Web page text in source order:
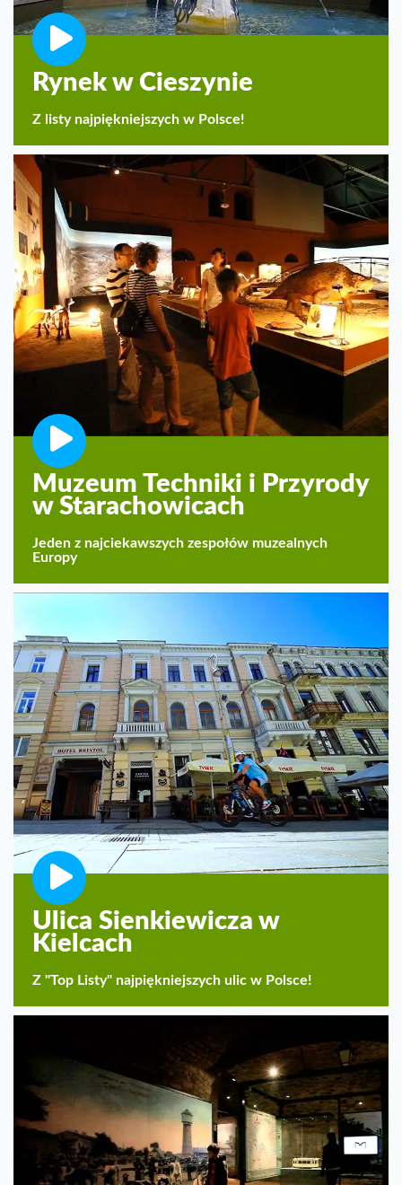
Rynek w Cieszynie
Z listy najpiękniejszych w Polsce!
Muzeum Techniki i Przyrody
w Starachowicach
Jeden z najciekawszych zespołów muzealnych
Europy
Ulica Sienkiewicza w
Kielcach
Z "Top Listy" najpiękniejszych ulic w Polsce!